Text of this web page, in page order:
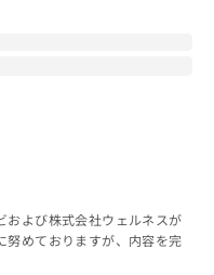
および株式会社ウェルネスが
努めておりますが、内容を完